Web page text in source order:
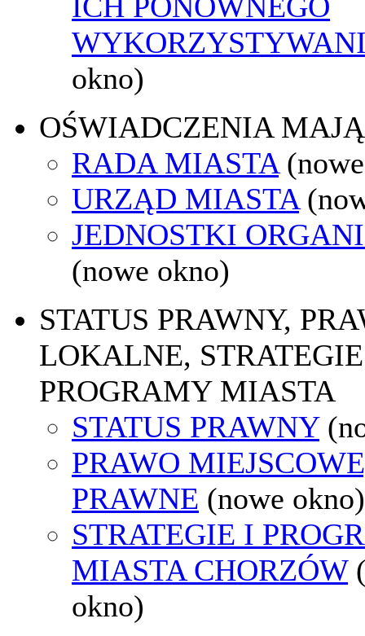
okno)
OŚWIADCZENIA
RADA MIASTA
URZĄD MIASTA
JEDNOSTKI
(nowe okno)
STATUS PRAWNY,
LOKALNE,
PROGRAMY MIASTA
STATUS PRAWNY
PRAWO
PRAWNE (nowe okno)
STRATEGIE I
MIASTA CHORZÓW
okno)